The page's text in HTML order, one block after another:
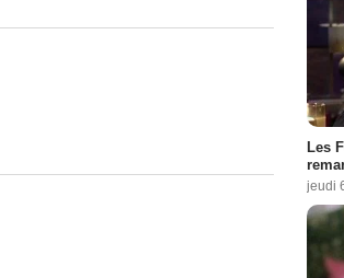
Les
jeudi